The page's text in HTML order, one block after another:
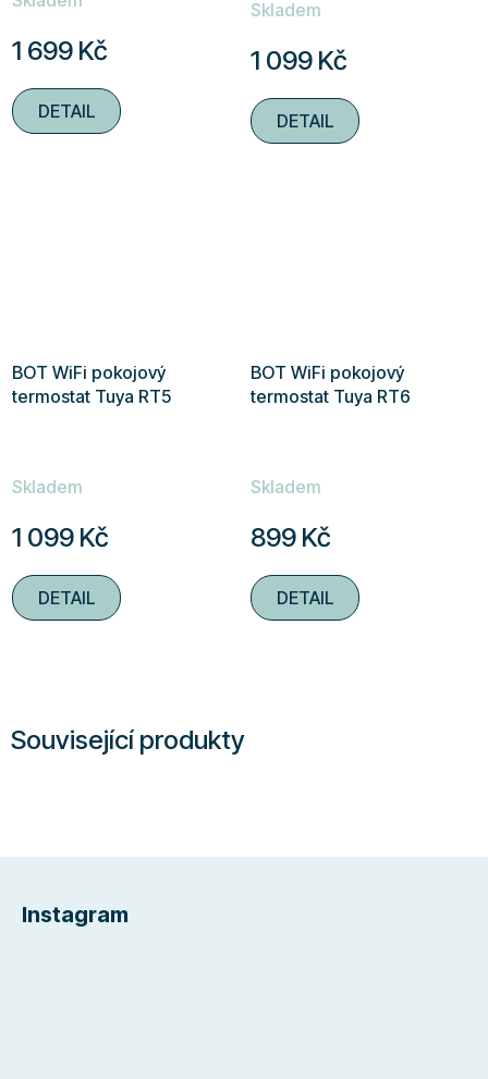
Související produkty
hodnocení
je
5,0
z
1 699 Kč
DETAIL
Skladem
1 099 Kč
DETAIL
BOT WiFi pokojový
termostat Tuya RT5
Skladem
1 099 Kč
DETAIL
BOT WiFi pokojový
termostat Tuya RT6
Skladem
899 Kč
DETAIL
Instagram